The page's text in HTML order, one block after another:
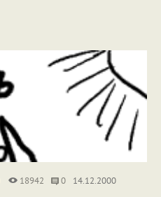
18942 0 14.12.2000